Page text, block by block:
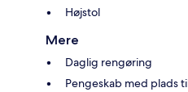
Højstol
Mere
Daglig rengøring
Pengeskab med plads